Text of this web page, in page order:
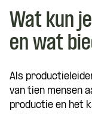
Wat kun
en wat
Als
van tien mensen
productie en het